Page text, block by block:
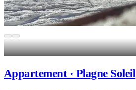
Appartement · Plagne Soleil